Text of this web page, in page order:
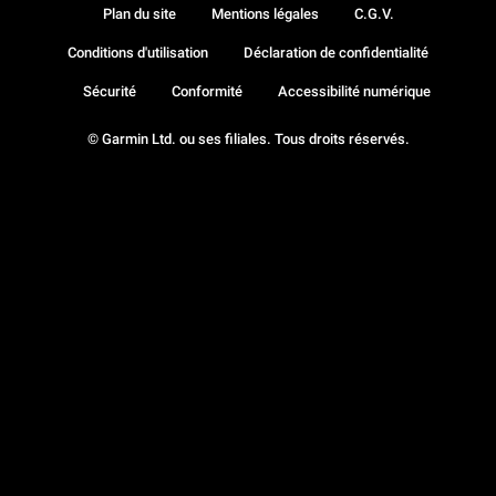
© Garmin Ltd. ou ses filiales. Tous droits réservés.
Plan du site Mentions légales C.G.V.
Conditions d'utilisation Déclaration de confidentialité
Sécurité Conformité Accessibilité numérique